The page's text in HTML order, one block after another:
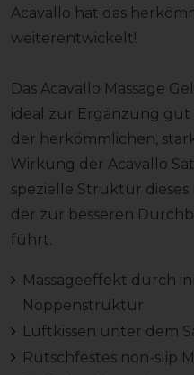
Acavallo hat das
weiterentwickelt!
Das Acavallo Massage
ideal zur Ergänzung gut
der herkömmlichen,
Wirkung der Acavallo
spezielle Struktur dieses
der zur besseren
führt.
Massageeffekt durch
Noppenstruktur
Luftkissen unter dem
Rutschfestes non-slip